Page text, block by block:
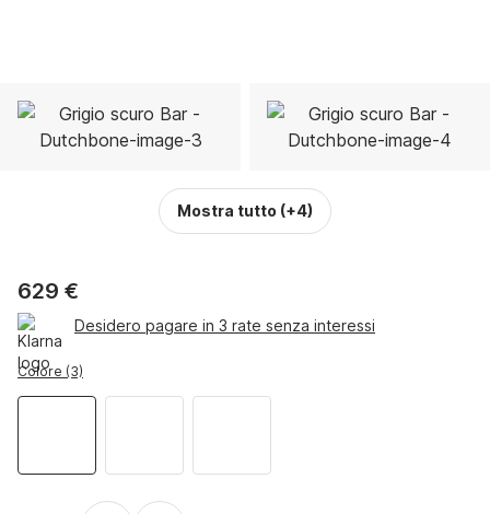
Mostra tutto (+4)
629 €
Desidero pagare in 3 rate senza interessi
Colore (3)